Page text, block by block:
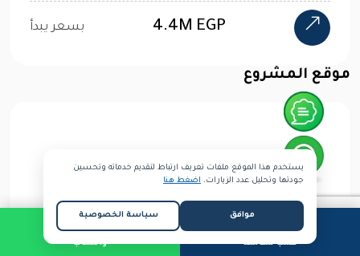
بسعر يبدأ 4.4M EGP
موقع المشروع
واتساب طلب مكالمة
يستخدم هذا الموقع ملفات تعريف ارتباط لتقديم خدماته وتحسين
جودتها وتحليل عدد الزيارات. اضغط هنا
موافق سياسة الخصوصية